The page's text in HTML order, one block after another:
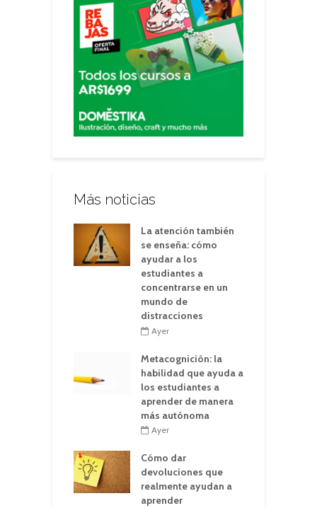
Más noticias
La atención también
se enseña: cómo
ayudar a los
estudiantes a
concentrarse en un
mundo de
distracciones
Ayer
Metacognición: la
habilidad que ayuda a
los estudiantes a
aprender de manera
más autónoma
Ayer
Cómo dar
devoluciones que
realmente ayudan a
aprender